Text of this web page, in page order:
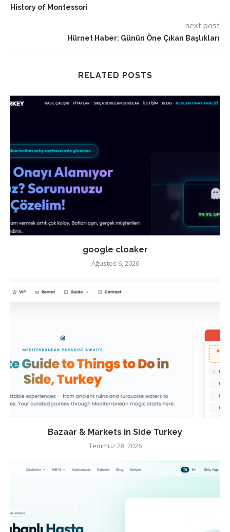
History of Montessori
next post
Hürnet Haber: Günün Öne Çıkan Başlıkları
RELATED POSTS
google cloaker
Ağustos 6, 2026
Bazaar & Markets in Side Turkey
Temmuz 28, 2026